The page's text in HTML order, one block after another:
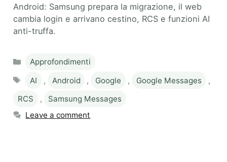
Android: Samsung prepara la migrazione, il web
cambia login e arrivano cestino, RCS e funzioni AI
anti-truffa.
Categories
Approfondimenti
Tags
AI , Android , Google , Google Messages
,
RCS
,
Samsung Messages
Leave a comment